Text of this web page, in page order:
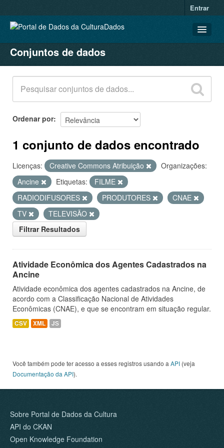
Entrar
CONJUNTOS DE DADOS
ORGANIZAÇÕES
GRUPOS
SOBRE
Conjuntos de dados
Ordenar por
1 conjunto de dados encontrado
Licenças: Creative Commons Atribuição
Organizações:
Ancine
Etiquetas:
FILME
RADIODIFUSORES
PRODUTORES
CNAE
TV
TELEVISÃO
Filtrar Resultados
Atividade Econômica dos Agentes Cadastrados na
Ancine
Atividade econômica dos agentes cadastrados na Ancine, de
acordo com a Classificação Nacional de Atividades
Econômicas (CNAE), e que se encontram em situação regular.
CSV XML JS
Você também pode ter acesso a esses registros usando a API (veja
Documentação da API).
Sobre Portal de Dados da Cultura
API do CKAN
Open Knowledge Foundation